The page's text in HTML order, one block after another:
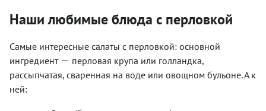
Наши любимые блюда с перловкой
Самые интересные салаты с перловкой: основной
ингредиент — перловая крупа или голландка,
рассыпчатая, сваренная на воде или овощном бульоне. А к
ней: